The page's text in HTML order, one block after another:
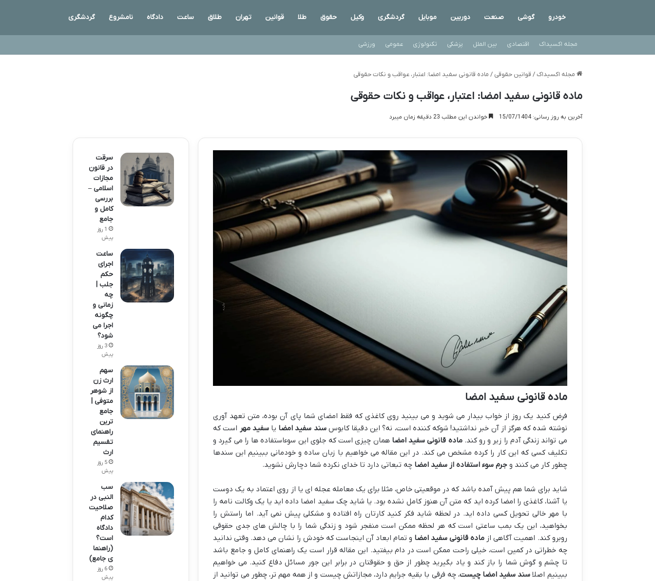
خودرو گوشی صنعت دوربین موبایل گردشگری وکیل حقوق طلا قوانین تهران طلاق ساعت دادگاه نامشروع گردشگری
مجله اکسیداک اقتصادی بین الملل پزشکی تکنولوژی عمومی ورزشی
مجله اکسیداک / قوانین حقوقی / ماده قانونی سفید امضا: اعتبار، عواقب و نکات حقوقی
ماده قانونی سفید امضا: اعتبار، عواقب و نکات حقوقی
آخرین به روز رسانی: 15/07/1404 خواندن این مطلب 23 دقیقه زمان میبرد
ماده قانونی سفید امضا
فرض کنید یک روز از خواب بیدار می شوید و می بینید روی کاغذی که فقط امضای شما پای آن بوده، متن تعهد آوری
نوشته شده که هرگز از آن خبر نداشتید! شوکه کننده است، نه؟ این دقیقا کابوسسند سفید امضا یاسفید مهر است که
می تواند زندگی آدم را زیر و رو کند.ماده قانونی سفید امضا همان چیزی است که جلوی این سوءاستفاده ها را می گیرد و
تکلیف کسی که این کار را کرده مشخص می کند. در این مقاله می خواهیم با زبان ساده و خودمانی ببینیم این سندها
چطور کار می کنند وجرم سوء استفاده از سفید امضا چه تبعاتی دارد تا خدای نکرده شما دچارش نشوید.
شاید برای شما هم پیش آمده باشد که در موقعیتی خاص، مثلا برای یک معامله عجله ای یا از روی اعتماد به یک دوست
یا آشنا، کاغذی را امضا کرده اید که متن آن هنوز کامل نشده بود. یا شاید چک سفید امضا داده اید یا یک وکالت نامه را
با مهر خالی تحویل کسی داده اید. در لحظه شاید فکر کنید کارتان راه افتاده و مشکلی پیش نمی آید. اما راستش را
بخواهید، این یک بمب ساعتی است که هر لحظه ممکن است منفجر شود و زندگی شما را با چالش های جدی حقوقی
روبرو کند. اهمیت آگاهی از ماده قانونی سفید امضا و تمام ابعاد آن اینجاست که خودش را نشان می دهد. وقتی ندانید
چه خطراتی در کمین است، خیلی راحت ممکن است در دام بیفتید. این مقاله قرار است یک راهنمای کامل و جامع باشد
تا چشم و گوش شما را باز کند و یاد بگیرید چطور از حق و حقوقتان در برابر این جور مسائل دفاع کنید. می خواهیم
ببینیم اصلا سند سفید امضا چیست، چه فرقی با بقیه جرایم دارد، مجازاتش چیست و از همه مهم تر، چطور می توانید از
سرقت
در قانون
مجازات
اسلامی –
بررسی
کامل و
جامع
1 روز
پیش
ساعت
اجرای
حکم
جلب |
چه
زمانی و
چگونه
اجرا می
شود؟
3 روز
پیش
سهم
ارث زن
از شوهر
متوفی |
جامع
ترین
راهنمای
تقسیم
ارث
5 روز
پیش
سب
النبی در
صلاحیت
کدام
دادگاه
است؟
(راهنما
ی جامع)
6 روز
پیش